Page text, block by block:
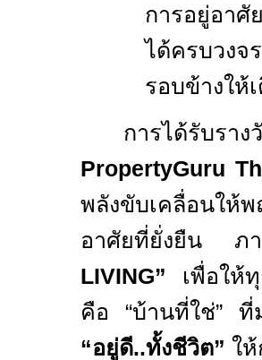
การอยู่อา
ได้ครบวง
รอบข้างให้
การได้รับรา
PropertyGuru
พลังขับเคลื่อนให้
อาศัยที่ยั่งยืน ภ
LIVING” เพื่อให้
คือ “บ้านที่ใช่”
“อยู่ดี..ทั้งชีวิต” ใ